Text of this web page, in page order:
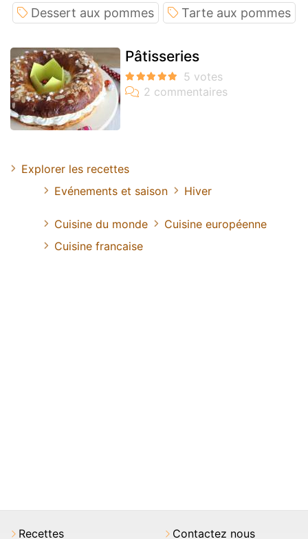
Dessert aux pommes
Tarte aux pommes
Pâtisseries
Explorer les recettes
Evénements et saison
Hiver
Cuisine du monde
Cuisine européenne
Cuisine francaise
Recettes Contactez nous